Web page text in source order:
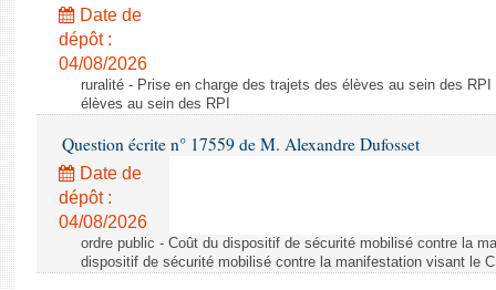
Date de
dépôt :
04/08/2026
ruralité - Prise en charge des trajets des élèves au sein des
élèves au sein des RPI
Question écrite n° 17559 de M. Alexandre Dufosset
Date de
dépôt :
04/08/2026
ordre public - Coût du dispositif de sécurité mobilisé contre la
dispositif de sécurité mobilisé contre la manifestation visant le